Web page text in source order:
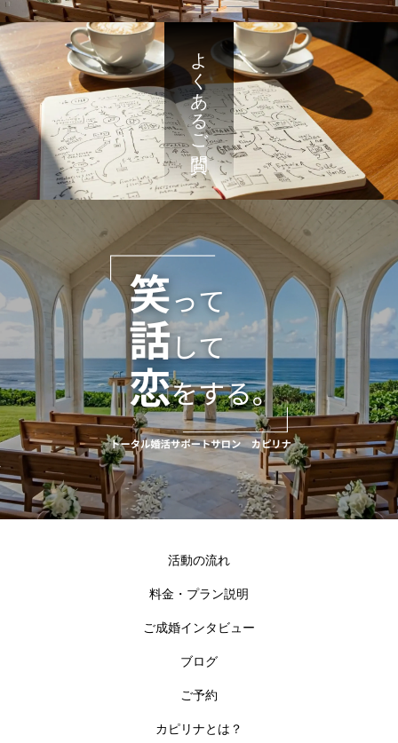
よくあるご質問
活動の流れ
料金・プラン説明
ご成婚インタビュー
ブログ
ご予約
カピリナとは？